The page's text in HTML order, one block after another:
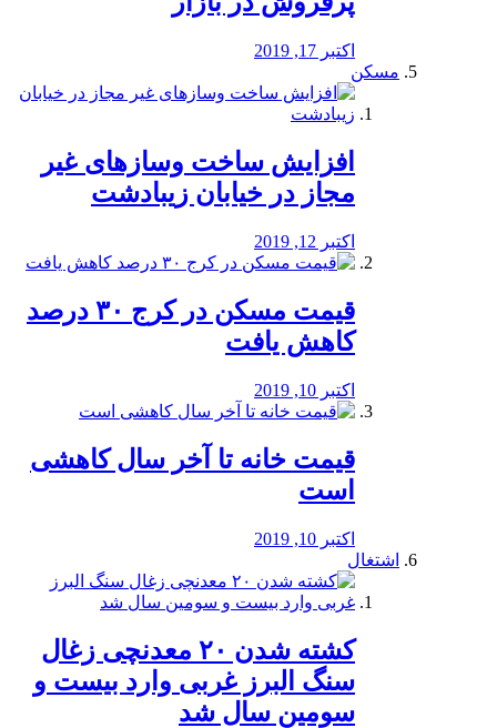
اکتبر 17, 2019
مسکن
افزایش ساخت وسازهای غیر
مجاز در خیابان زیبادشت
اکتبر 12, 2019
️قیمت مسکن در کرج ۳۰ درصد
کاهش یافت
اکتبر 10, 2019
قیمت خانه تا آخر سال کاهشی
است
اکتبر 10, 2019
اشتغال
کشته شدن ۲۰ معدنچی زغال
سنگ البرز غربی وارد بیست و
سومین سال شد